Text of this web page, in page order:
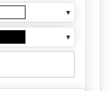
▼
▼